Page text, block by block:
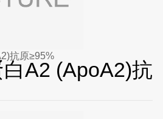
抗原≥95%
A2 (ApoA2)抗